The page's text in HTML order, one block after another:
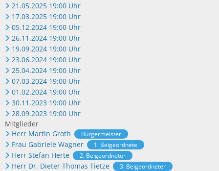
21.05.2025 19:00 Uhr
17.03.2025 19:00 Uhr
05.12.2024 19:00 Uhr
26.11.2024 19:00 Uhr
19.09.2024 19:00 Uhr
23.06.2024 19:00 Uhr
25.04.2024 19:00 Uhr
07.03.2024 19:00 Uhr
01.02.2024 19:00 Uhr
30.11.2023 19:00 Uhr
28.09.2023 19:00 Uhr
Mitglieder
Herr Martin Groth
Bürgermeister
Frau Gabriele Wagner 1. Beigeordnete
Herr Stefan Herte 2. Beigeordneter
Herr Dr. Dieter Thomas Tietze 3. Beigeordneter